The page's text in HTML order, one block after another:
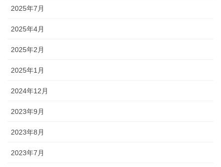
2025年7月
2025年4月
2025年2月
2025年1月
2024年12月
2023年9月
2023年8月
2023年7月